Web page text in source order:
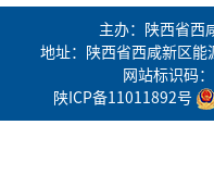
主办：陕西省西
地址：陕西省西咸新区
网站标识码
陕ICP备11011892号